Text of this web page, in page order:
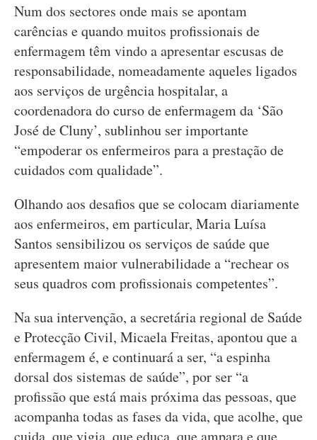
Num dos sectores onde mais se apontam
carências e quando muitos profissionais de
enfermagem têm vindo a apresentar escusas de
responsabilidade, nomeadamente aqueles ligados
aos serviços de urgência hospitalar, a
coordenadora do curso de enfermagem da ‘São
José de Cluny’, sublinhou ser importante
“empoderar os enfermeiros para a prestação de
cuidados com qualidade”.
Olhando aos desafios que se colocam diariamente
aos enfermeiros, em particular, Maria Luísa
Santos sensibilizou os serviços de saúde que
apresentem maior vulnerabilidade a “rechear os
seus quadros com profissionais competentes”.
Na sua intervenção, a secretária regional de Saúde
e Protecção Civil, Micaela Freitas, apontou que a
enfermagem é, e continuará a ser, “a espinha
dorsal dos sistemas de saúde”, por ser “a
profissão que está mais próxima das pessoas, que
acompanha todas as fases da vida, que acolhe, que
cuida, que vigia, que educa, que ampara e que